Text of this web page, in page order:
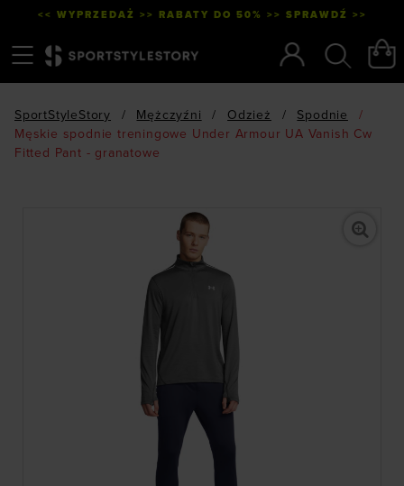
<< WYPRZEDAŻ >> RABATY DO 50% >> SPRAWDŹ >>
SportStyleStory / Mężczyźni / Odzież / Spodnie
/
Męskie spodnie treningowe Under Armour UA Vanish Cw
Fitted Pant - granatowe